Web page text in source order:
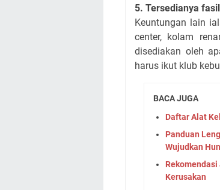
5. Tersedianya
Keuntungan lain
center, kolam
disediakan oleh
harus ikut klub
BACA JUGA
Daftar Alat
Panduan
Wujudkan
Kerusakan